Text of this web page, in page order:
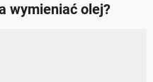
wymieniać olej?